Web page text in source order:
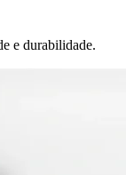
e durabilidade.